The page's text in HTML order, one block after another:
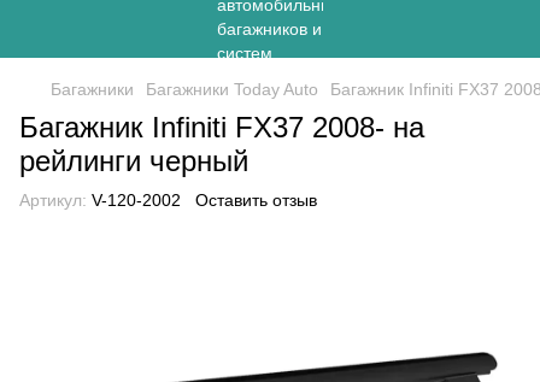
Багажники Багажники Today Auto Багажник Infiniti FX37
Багажник Infiniti FX37 2008- на
рейлинги черный
Артикул: V-120-2002 Оставить отзыв